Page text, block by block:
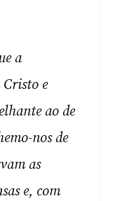
a
Cristo e
ao de
nos de
as
e, com